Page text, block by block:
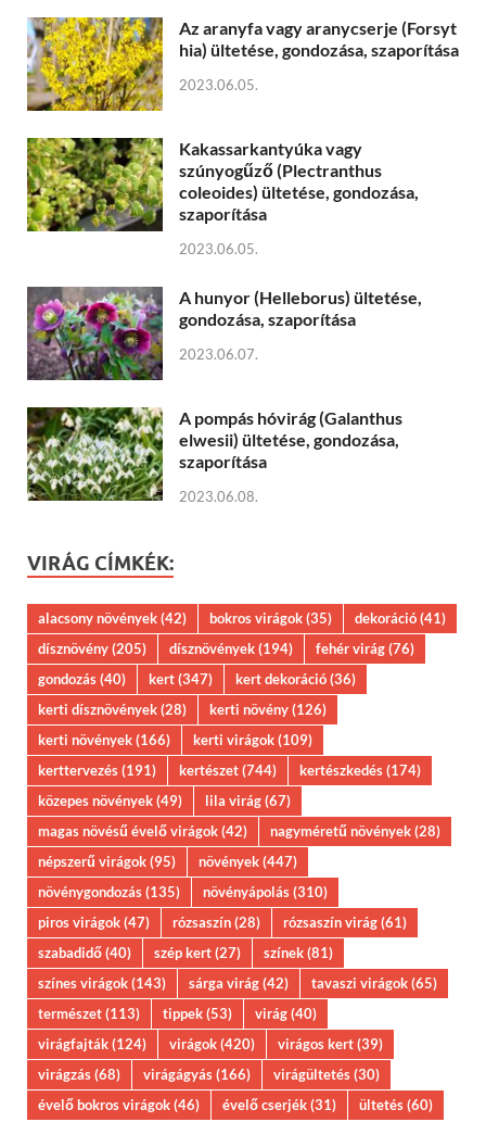
Az aranyfa vagy aranycserje (Forsyt
hia) ültetése, gondozása, szaporítása
2023.06.05.
Kakassarkantyúka vagy
szúnyogűző (Plectranthus
coleoides) ültetése, gondozása,
szaporítása
2023.06.05.
A hunyor (Helleborus) ültetése,
gondozása, szaporítása
2023.06.07.
A pompás hóvirág (Galanthus
elwesii) ültetése, gondozása,
szaporítása
2023.06.08.
VIRÁG CÍMKÉK:
alacsony növények(42) bokros virágok(35) dekoráció(41)
dísznövény(205) dísznövények(194) fehér virág(76)
gondozás(40) kert(347) kert dekoráció(36)
kerti dísznövények(28) kerti növény(126)
kerti növények(166) kerti virágok(109)
kerttervezés(191) kertészet(744) kertészkedés(174)
közepes növények(49) lila virág(67)
magas növésű évelő virágok(42) nagyméretű növények(28)
népszerű virágok(95) növények(447)
növénygondozás(135) növényápolás(310)
piros virágok(47) rózsaszín(28) rózsaszín virág(61)
szabadidő(40) szép kert(27) színek(81)
színes virágok(143) sárga virág(42) tavaszi virágok(65)
természet(113) tippek(53) virág(40)
virágfajták(124) virágok(420) virágos kert(39)
virágzás(68) virágágyás(166) virágültetés(30)
évelő bokros virágok(46) évelő cserjék(31) ültetés(60)